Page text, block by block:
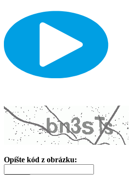
Opíšte kód z obrázku: